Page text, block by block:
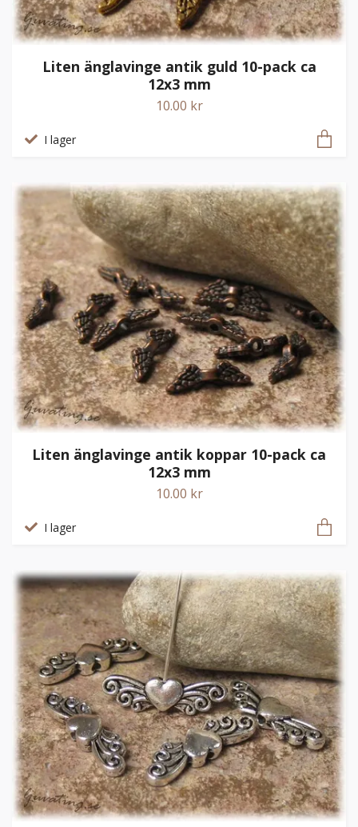
Liten änglavinge antik guld 10-pack ca
12x3 mm
10.00 kr
I lager
Liten änglavinge antik koppar 10-pack ca
12x3 mm
10.00 kr
I lager